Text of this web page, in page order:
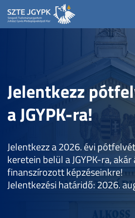
Jelentkezz
a JGYPK-ra!
Jelentkezz a 2026. évi
keretein belül a JGYPK-ra,
finanszírozott képzéseinkre!
Jelentkezési határidő: 2026.